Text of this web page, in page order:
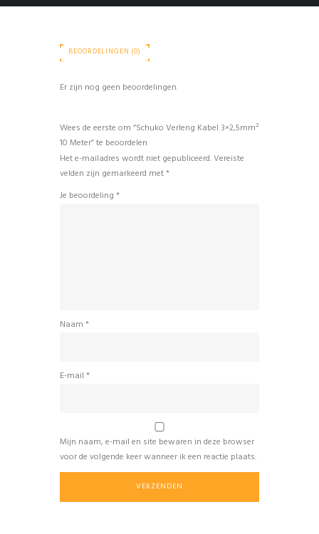
BEOORDELINGEN (0)
Er zijn nog geen beoordelingen.
Wees de eerste om “Schuko Verleng Kabel 3×2,5mm²
10 Meter” te beoordelen
Het e-mailadres wordt niet gepubliceerd.Vereiste
velden zijn gemarkeerd met*
Je beoordeling *
Naam *
E-mail *
Mijn naam, e-mail en site bewaren in deze browser
voor de volgende keer wanneer ik een reactie plaats.